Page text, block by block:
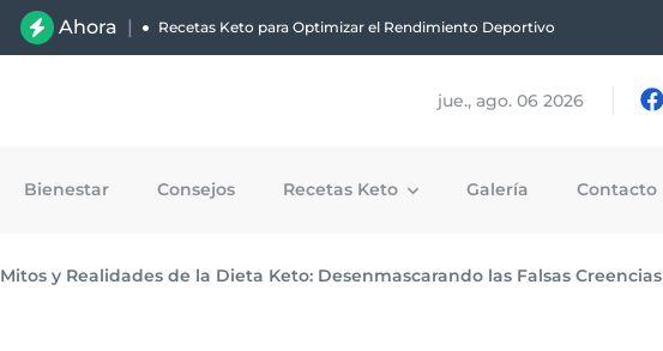
Ahora | Recetas Keto para Optimizar el Rendimiento Deportivo
jue., ago. 06 2026
Bienestar Consejos Recetas Keto Galería Contacto
Mitos y Realidades de la Dieta Keto: Desenmascarando las Falsas Creencias